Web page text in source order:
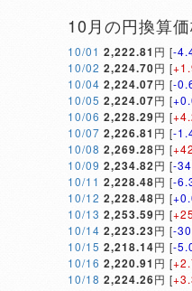
10月の円換算
10/01 2,222.81 円 [-
10/02 2,224.70円 [
10/04 2,224.07円 [-
10/05 2,224.07円 [
10/06 2,228.29円 [
10/07 2,226.81 円 [-
10/08 2,269.28円 [
10/09 2,234.82円 [-
10/11 2,228.48円 [-
10/12 2,228.48円 [
10/13 2,253.59円 [
10/14 2,223.23円 [-
10/15 2,218.14円 [-
10/16 2,220.91 円 [
10/18 2,224.26円 [